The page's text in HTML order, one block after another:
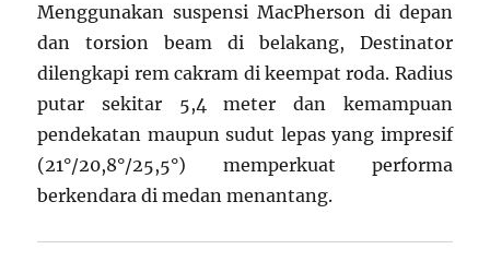
Menggunakan suspensi MacPherson di depan
dan torsion beam di belakang, Destinator
dilengkapi rem cakram di keempat roda. Radius
putar sekitar 5,4 meter dan kemampuan
pendekatan maupun sudut lepas yang impresif
(21°/20,8°/25,5°) memperkuat performa
berkendara di medan menantang.